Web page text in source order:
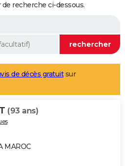
recherche ci-dessous.
de décès gratuitsur
(93 ans)
MAROC